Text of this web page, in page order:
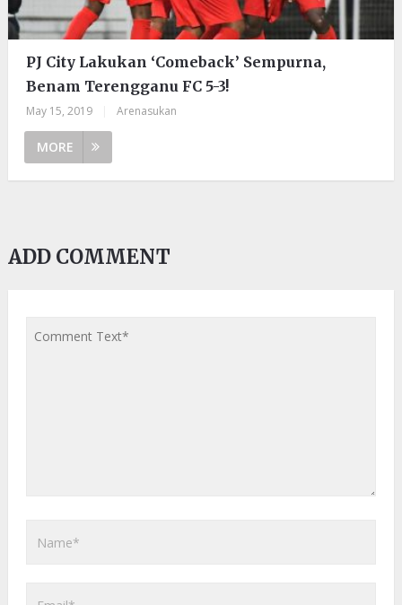
PJ City Lakukan ‘Comeback’ Sempurna,
Benam Terengganu FC 5-3!
May 15, 2019 Arenasukan
MORE
ADD COMMENT